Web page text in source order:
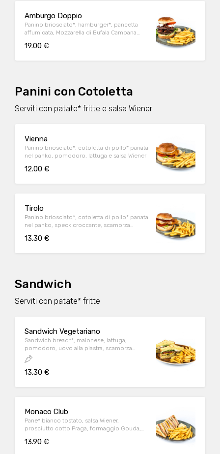
Amburgo Doppio
Panino briosciato*, hamburger*, pancetta
affumicata, Mozzarella di Bufala Campana
19.00 €
Panini con Cotoletta
Serviti con patate* fritte e salsa Wiener
Vienna
Panino briosciato*, cotoletta di pollo* panata
nel panko, pomodoro, lattuga e salsa Wiener
12.00 €
Tirolo
Panino briosciato*, cotoletta di pollo* panata
nel panko, speck croccante, scamorza
13.30 €
Sandwich
Serviti con patate* fritte
Sandwich Vegetariano
Sandwich bread**, maionese, lattuga,
pomodoro, uovo alla piastra, scamorza
affumicata, zucchine al forno
13.30 €
Monaco Club
Pane* bianco tostato, salsa Wiener,
prosciutto cotto Praga, formaggio Gouda,
pomodoro, lattuga, servito con salsa Wiener
13.90 €